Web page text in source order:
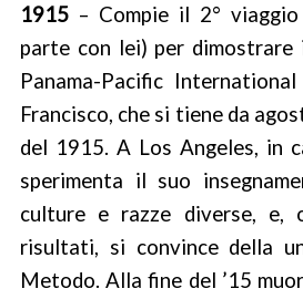
1915 – Compie il 2°
parte con lei) per
Panama-Pacific
Francisco, che si tiene da
del 1915. A Los Angeles, in
sperimenta il suo
culture e razze diverse, e,
risultati, si convince della
Metodo. Alla fine del ’15